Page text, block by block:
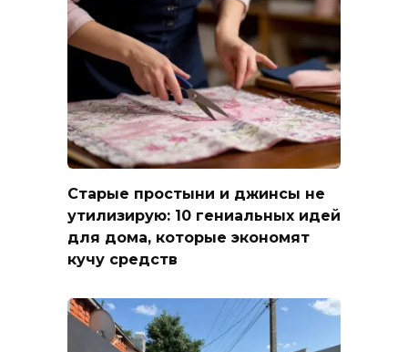
Старые простыни и джинсы не
утилизирую: 10 гениальных идей
для дома, которые экономят
кучу средств